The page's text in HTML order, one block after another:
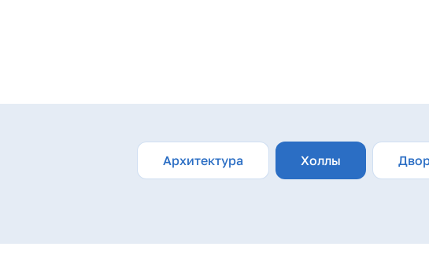
есть все для активностей.
всей территории ведется круглосуточное видеонаблюдение, а
Архитектура Холлы